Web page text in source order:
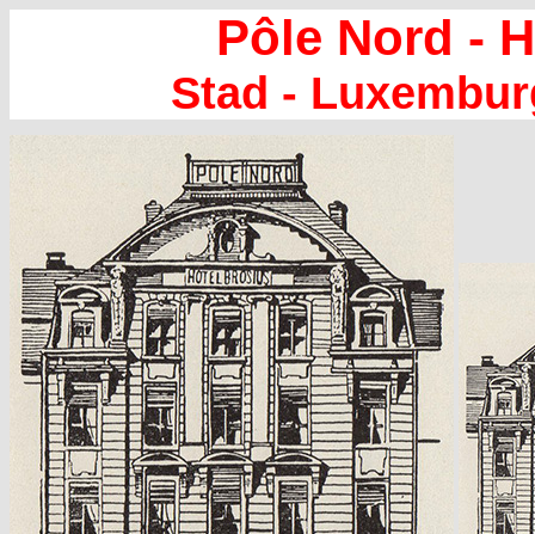
Pôle Nord -
Stad -